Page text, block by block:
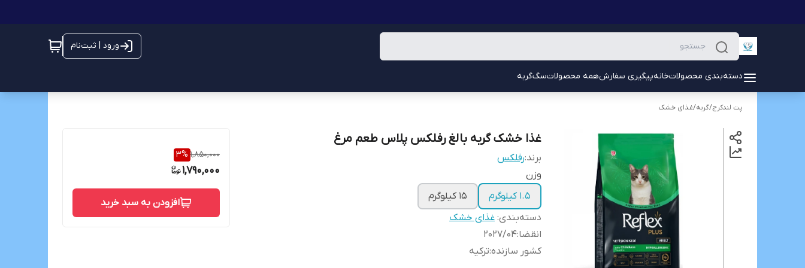
ورود | ثبت‌نام
دسته‌بندی محصولاتخانهپیگیری سفارشهمه محصولاتسگگربه
پت لندکرج/گربه/غذای خشک
غذا خشک گربه بالغ رفلکس پلاس طعم مرغ
برند:رفلکس
وزن
1.5 کیلوگرم
۱۵ کیلوگرم
دسته‌بندی: غذای خشک
انقضا:202۷/۰۴
کشور سازنده:ترکیه
1,850,000
3%
1,790,000
افزودن به سبد خرید